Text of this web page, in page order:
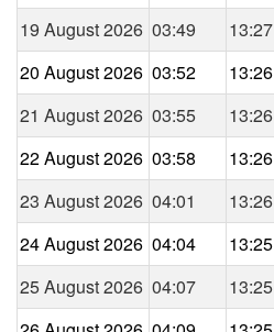
19 August 2026 03:49 13:27
20 August 2026 03:52 13:26
21 August 2026 03:55 13:26
22 August 2026 03:58 13:26
23 August 2026 04:01 13:26
24 August 2026 04:04 13:25
25 August 2026 04:07 13:25